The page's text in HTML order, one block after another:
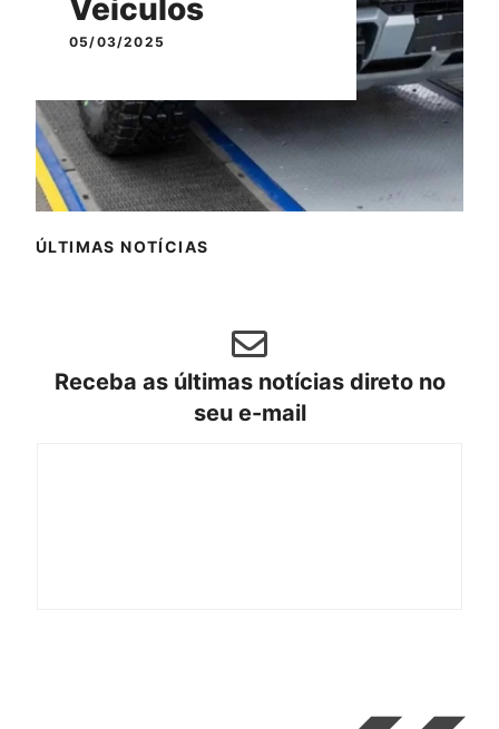
Veículos
05/03/2025
ÚLTIMAS NOTÍCIAS
Receba as últimas notícias direto no
seu e-mail